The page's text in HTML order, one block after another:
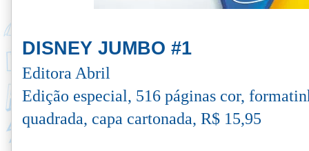
DISNEY JUMBO #1
Editora Abril
Edição especial, 516 páginas cor,
quadrada, capa cartonada, R$ 15,95